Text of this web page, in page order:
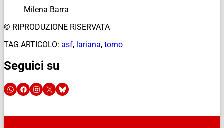
Milena Barra
© RIPRODUZIONE RISERVATA
TAG ARTICOLO: asf, lariana, torno
Seguici su